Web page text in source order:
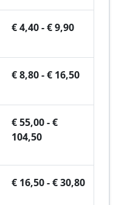
€ 4,40 - € 9,90
€ 8,80 - € 16,50
€ 55,00 - €
104,50
€ 16,50 - € 30,80